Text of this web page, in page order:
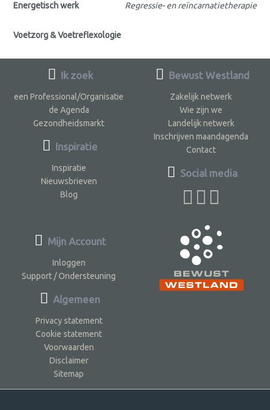
Energetisch werk Regressie- en reïncarnatietherapie
Voetzorg & Voetreflexologie
Ik zoek
een Professional/Organisatie
de Agenda
Gezondheidsmarkt
Inspiratie
Inspiratie
Nieuwsbrieven
Blog
Bewust Westland
Zakelijk netwerk
Wie zijn we
Landelijk netwerk
Inschrijven maandagenda
Contact
Social media
Mijn Account
Inloggen
Support / Ondersteuning
Algemeen
Privacy statement
Cookie statement
Voorwaarden
Disclaimer
Sitemap